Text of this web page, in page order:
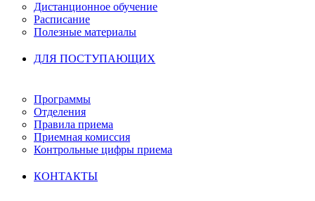
Дистанционное обучение
Расписание
Полезные материалы
ДЛЯ ПОСТУПАЮЩИХ
Программы
Отделения
Правила приема
Приемная комиссия
Контрольные цифры приема
КОНТАКТЫ